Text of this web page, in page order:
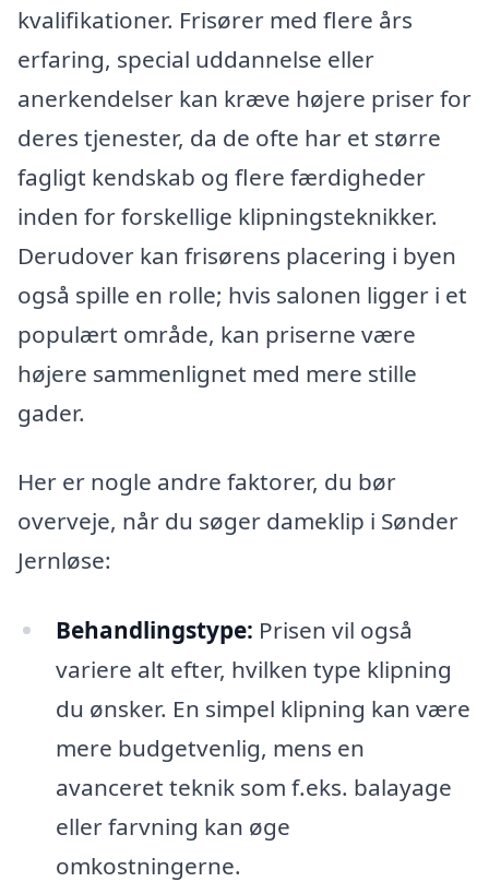
kvalifikationer. Frisører med flere års
erfaring, special uddannelse eller
anerkendelser kan kræve højere priser for
deres tjenester, da de ofte har et større
fagligt kendskab og flere færdigheder
inden for forskellige klipningsteknikker.
Derudover kan frisørens placering i byen
også spille en rolle; hvis salonen ligger i et
populært område, kan priserne være
højere sammenlignet med mere stille
gader.
Her er nogle andre faktorer, du bør
overveje, når du søger dameklip i Sønder
Jernløse:
Behandlingstype: Prisen vil også
variere alt efter, hvilken type klipning
du ønsker. En simpel klipning kan være
mere budgetvenlig, mens en
avanceret teknik som f.eks. balayage
eller farvning kan øge
omkostningerne.